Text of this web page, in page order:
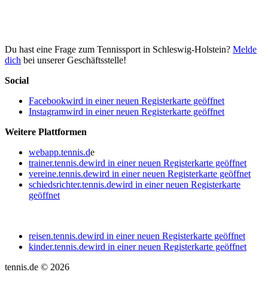
Du hast eine Frage zum Tennissport in Schleswig-Holstein? Melde
dich bei unserer Geschäftsstelle!
Social
Facebookwird in einer neuen Registerkarte geöffnet
Instagramwird in einer neuen Registerkarte geöffnet
Weitere Plattformen
webapp.tennis.de
trainer.tennis.dewird in einer neuen Registerkarte geöffnet
vereine.tennis.dewird in einer neuen Registerkarte geöffnet
schiedsrichter.tennis.dewird in einer neuen Registerkarte
geöffnet
reisen.tennis.dewird in einer neuen Registerkarte geöffnet
kinder.tennis.dewird in einer neuen Registerkarte geöffnet
tennis.de © 2026